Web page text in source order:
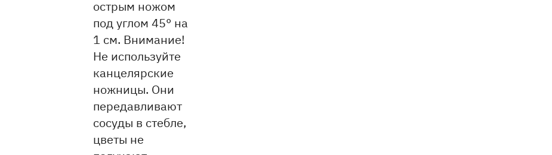
острым ножом
под углом 45° на
1 см. Внимание!
Не используйте
канцелярские
ножницы. Они
передавливают
сосуды в стебле,
цветы не